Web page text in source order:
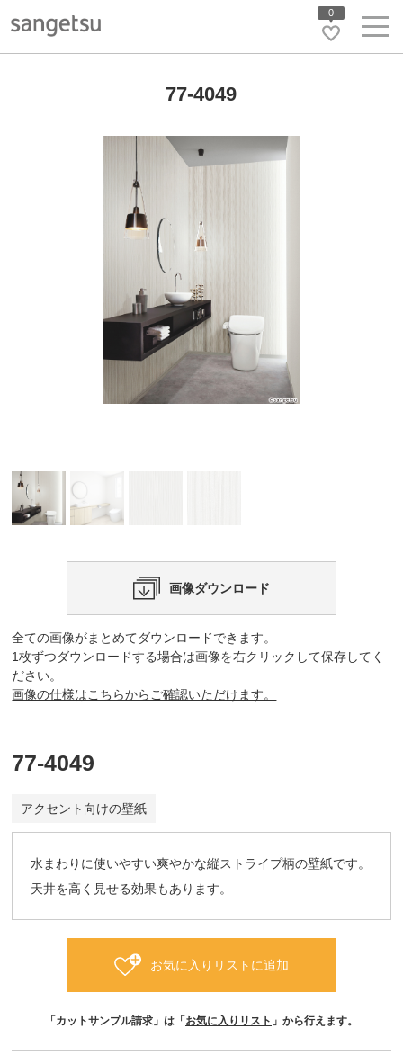
0
77-4049
画像ダウンロード
全ての画像がまとめてダウンロードできます。
1枚ずつダウンロードする場合は画像を右クリックして保存してく
ださい。
画像の仕様はこちらからご確認いただけます。
77-4049
アクセント向けの壁紙
水まわりに使いやすい爽やかな縦ストライプ柄の壁紙です。
天井を高く見せる効果もあります。
お気に入りリストに追加
「カットサンプル請求」は「 お気に入りリスト 」から行えます。